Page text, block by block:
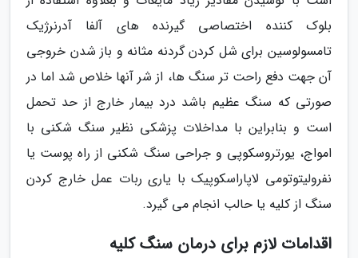
بلوک کننده اختصاصی گیرنده های آلفا آدرنرژیک
تامسولوسین برای شل کردن گردنه مثانه و باز شدن خروجی
آن جهت دفع راحت تر سنگ ها، از شر آنها خلاص شد اما در
صورتی که سنگ عظیم باشد درد بیمار خارج از حد تحمل
است و بنابراین با مداخلات پزشکی نظیر سنگ شکنی با
امواج، یورتروسکوپی و جراحی سنگ شکنی از راه پوست یا
نفرولیتوتومی لاپاراسکوپیک با یاری ربات عمل خارج کردن
سنگ از کلیه یا حالب انجام می گیرد.
اقدامات لازم برای درمان سنگ کلیه